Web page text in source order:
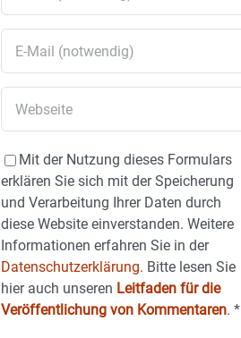
Mit der Nutzung dieses Formulars
erklären Sie sich mit der Speicherung
und Verarbeitung Ihrer Daten durch
diese Website einverstanden. Weitere
Informationen erfahren Sie in der
Datenschutzerklärung. Bitte lesen Sie
hier auch unseren Leitfaden für die
Veröffentlichung von Kommentaren.*